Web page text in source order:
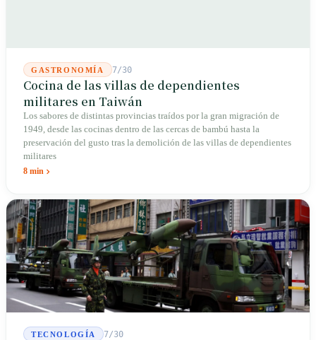
GASTRONOMÍA 7/30
Cocina de las villas de dependientes
militares en Taiwán
Los sabores de distintas provincias traídos por la gran migración de
1949, desde las cocinas dentro de las cercas de bambú hasta la
preservación del gusto tras la demolición de las villas de dependientes
militares
8 min
TECNOLOGÍA 7/30